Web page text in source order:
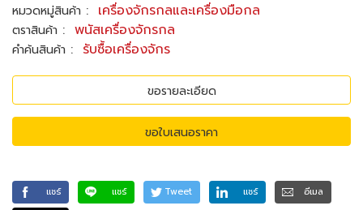
หมวดหมู่สินค้า : เครื่องจักรกลและเครื่องมือกล
ตราสินค้า : พนัสเครื่องจักรกล
คำค้นสินค้า : รับซื้อเครื่องจักร
ขอรายละเอียด
ขอใบเสนอราคา
แชร์ แชร์ Tweet แชร์
อีเมล